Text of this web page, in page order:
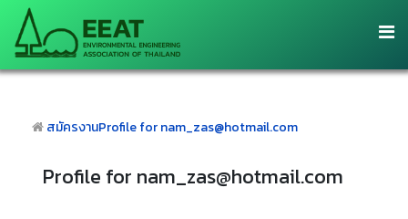
สมัครงานProfile for nam_zas@hotmail.com
Profile for nam_zas@hotmail.com